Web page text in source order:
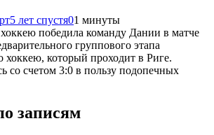
5 лет спустя01 минуты
победила команду Дании в матче
группового этапа
хоккею, который проходит в Риге.
со счетом 3:0 в пользу подопечных
записям